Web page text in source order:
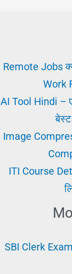
कौन
बिजनेस
चाहिए
Remote Jobs
Work
AI Tool Hindi –
Image
ITI Course
SBI Clerk